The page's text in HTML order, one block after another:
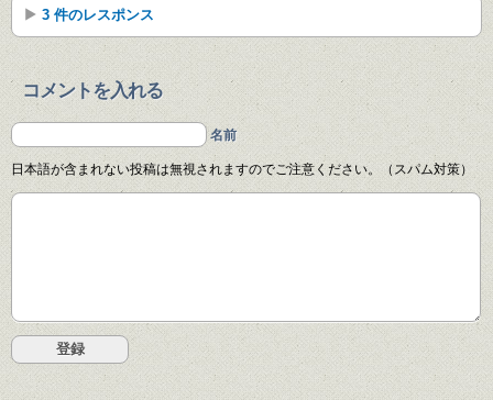
3 件のレスポンス
コメントを入れる
名前
日本語が含まれない投稿は無視されますのでご注意ください。（スパム対策）